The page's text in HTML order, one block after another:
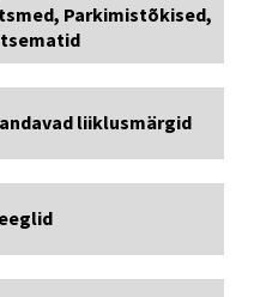
Parkimistõkised,
liiklusmärgid